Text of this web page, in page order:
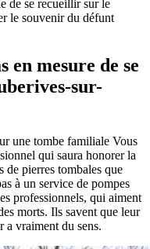
de se recueillir sur le
le souvenir du défunt
en mesure de se
sur-
une tombe familiale Vous
qui saura honorer la
de pierres tombales que
à un service de pompes
professionnels, qui aiment
morts. Ils savent que leur
a vraiment du sens.